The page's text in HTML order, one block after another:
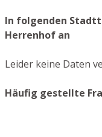
In folgenden
Herrenhof an
Leider keine Daten
Häufig gestellte